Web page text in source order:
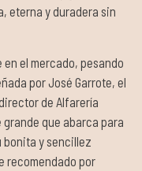
eterna y duradera sin
el mercado, pesando
por José Garrote, el
de Alfarería
grande que abarca para
bonita y sencillez
recomendado por